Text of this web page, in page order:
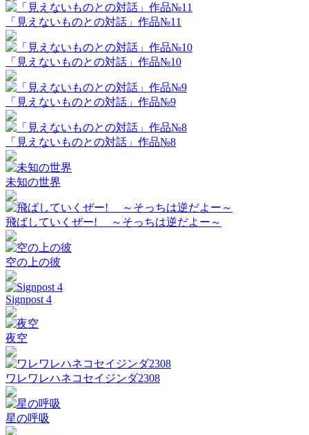
「見えないものとの対話」作品№11
「見えないものとの対話」作品№10
「見えないものとの対話」作品№9
「見えないものとの対話」作品№8
未知の世界
飛ばしていくぜー! ～そっちは逆だよー～
空の上の彼
Signpost 4
夜空
ワレワレハネコセイジンダ2308
星の呼吸